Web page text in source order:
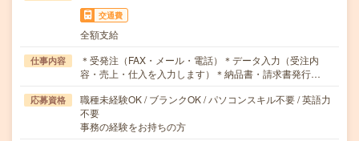
交通費
全額支給
仕事内容
＊受発注（FAX・メール・電話）＊データ入力（受注内
容・売上・仕入を入力します）＊納品書・請求書発行…
応募資格
職種未経験OK / ブランクOK / パソコンスキル不要 / 英語力
不要
事務の経験をお持ちの方